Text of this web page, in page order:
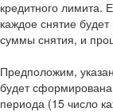
кредитного лимита.
каждое снятие
суммы снятия, и
Предположим,
будет
периода (15 число